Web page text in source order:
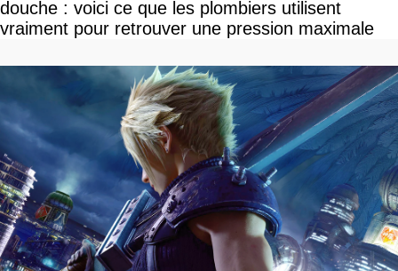
douche : voici ce que les plombiers utilisent
vraiment pour retrouver une pression maximale